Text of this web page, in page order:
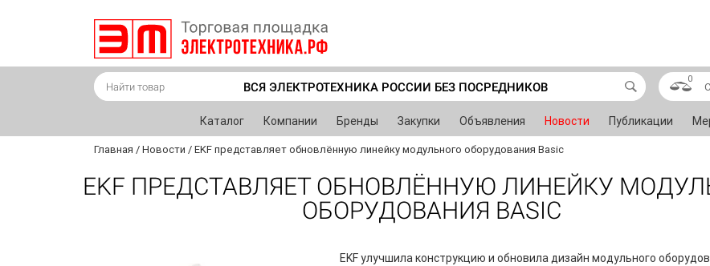
ВСЯ ЭЛЕКТРОТЕХНИКА РОССИИ БЕЗ ПОСРЕДНИКОВ
0
Каталог Компании Бренды Закупки Объявления Новости Публикации
Главная / Новости / EKF представляет обновлённую линейку модульного оборудования Basic
EKF ПРЕДСТАВЛЯЕТ ОБНОВЛЁННУЮ ЛИНЕЙКУ
ОБОРУДОВАНИЯ BASIC
EKF улучшила конструкцию и обновила дизайн модульного